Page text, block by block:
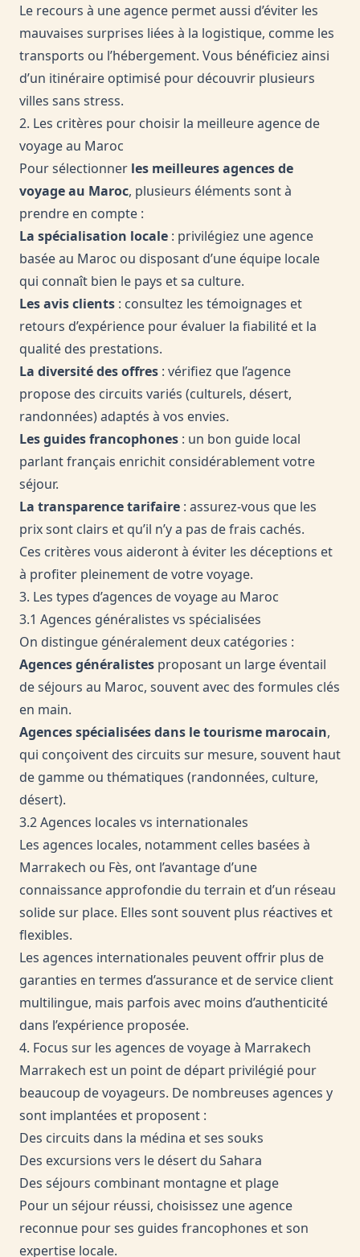
Le recours à une agence permet aussi d’éviter les
mauvaises surprises liées à la logistique, comme les
transports ou l’hébergement. Vous bénéficiez ainsi
d’un itinéraire optimisé pour découvrir plusieurs
villes sans stress.
2. Les critères pour choisir la meilleure agence de
voyage au Maroc
Pour sélectionner les meilleures agences de
voyage au Maroc, plusieurs éléments sont à
prendre en compte :
La spécialisation locale : privilégiez une agence
basée au Maroc ou disposant d’une équipe locale
qui connaît bien le pays et sa culture.
Les avis clients : consultez les témoignages et
retours d’expérience pour évaluer la fiabilité et la
qualité des prestations.
La diversité des offres : vérifiez que l’agence
propose des circuits variés (culturels, désert,
randonnées) adaptés à vos envies.
Les guides francophones : un bon guide local
parlant français enrichit considérablement votre
séjour.
La transparence tarifaire : assurez-vous que les
prix sont clairs et qu’il n’y a pas de frais cachés.
Ces critères vous aideront à éviter les déceptions et
à profiter pleinement de votre voyage.
3. Les types d’agences de voyage au Maroc
3.1 Agences généralistes vs spécialisées
On distingue généralement deux catégories :
Agences généralistes proposant un large éventail
de séjours au Maroc, souvent avec des formules clés
en main.
Agences spécialisées dans le tourisme marocain,
qui conçoivent des circuits sur mesure, souvent haut
de gamme ou thématiques (randonnées, culture,
désert).
3.2 Agences locales vs internationales
Les agences locales, notamment celles basées à
Marrakech ou Fès, ont l’avantage d’une
connaissance approfondie du terrain et d’un réseau
solide sur place. Elles sont souvent plus réactives et
flexibles.
Les agences internationales peuvent offrir plus de
garanties en termes d’assurance et de service client
multilingue, mais parfois avec moins d’authenticité
dans l’expérience proposée.
4. Focus sur les agences de voyage à Marrakech
Marrakech est un point de départ privilégié pour
beaucoup de voyageurs. De nombreuses agences y
sont implantées et proposent :
Des circuits dans la médina et ses souks
Des excursions vers le désert du Sahara
Des séjours combinant montagne et plage
Pour un séjour réussi, choisissez une agence
reconnue pour ses guides francophones et son
expertise locale.